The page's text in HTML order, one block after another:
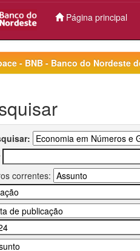
Página principal
- BNB - Banco do Nordeste
correntes: